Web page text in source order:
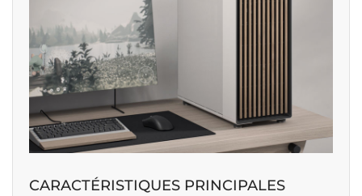
CARACTÉRISTIQUES PRINCIPALES